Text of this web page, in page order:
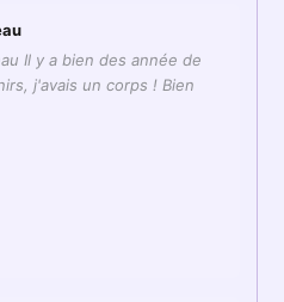
Il y a bien des année de
j'avais un corps ! Bien